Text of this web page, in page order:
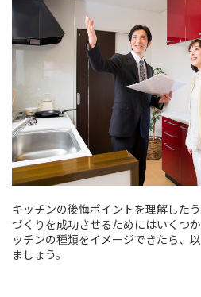
キッチンの後悔ポイントを理解した
づくりを成功させるためにはいくつ
ッチンの種類をイメージできたら、
ましょう。